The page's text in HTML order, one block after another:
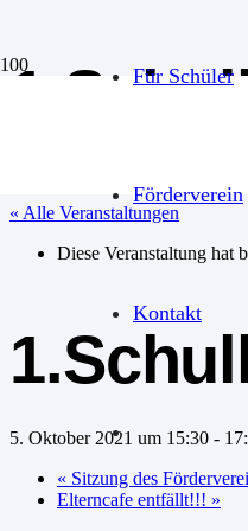
Für Schüler
Förderverein
Kontakt
« Alle Veranstaltungen
Diese Veranstaltung hat
5. Oktober 2021 um 15:30 -
« Sitzung des
Elterncafe entfällt!!! »